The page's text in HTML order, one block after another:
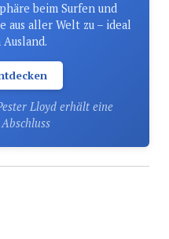
beim Surfen und
aus aller Welt zu – ideal
Lloyd erhält eine